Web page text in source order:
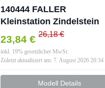
140444 FALLER
Kleinstation Zindelstein
Modellbausatz mit 86
Einzelteilen 202 x 102 x 75
mm I Modelleisenbahn
23,84 € 26,18 €
inkl. 19% gesetzlicher MwSt.
Zuletzt aktualisiert am: 7. August 2026 20:34
Modell Details